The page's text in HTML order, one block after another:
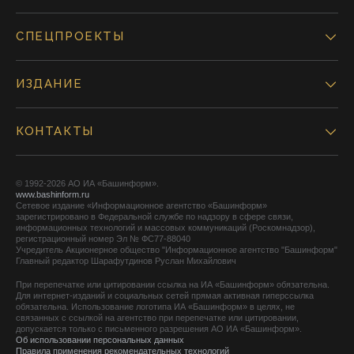
СПЕЦПРОЕКТЫ
ИЗДАНИЕ
КОНТАКТЫ
© 1992-2026 АО ИА «Башинформ».
www.bashinform.ru
Сетевое издание «Информационное агентство «Башинформ»
зарегистрировано в Федеральной службе по надзору в сфере связи,
информационных технологий и массовых коммуникаций (Роскомнадзор),
регистрационный номер Эл № ФС77-88040
Учредитель Акционерное общество "Информационное агентство "Башинформ"
Главный редактор Шарафутдинов Руслан Михайлович
При перепечатке или цитировании ссылка на ИА «Башинформ» обязательна.
Для интернет-изданий и социальных сетей прямая активная гиперссылка
обязательна. Использование логотипа ИА «Башинформ» в целях, не
связанных с ссылкой на агентство при перепечатке или цитировании,
допускается только с письменного разрешения АО ИА «Башинформ».
Об использовании персональных данных
Правила применения рекомендательных технологий